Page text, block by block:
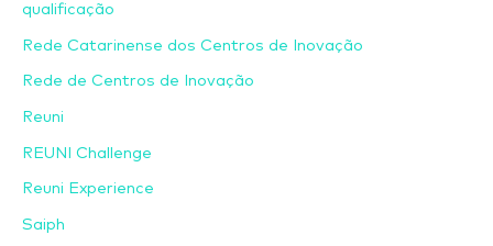
qualificação
Rede Catarinense dos Centros de Inovação
Rede de Centros de Inovação
Reuni
REUNI Challenge
Reuni Experience
Saiph